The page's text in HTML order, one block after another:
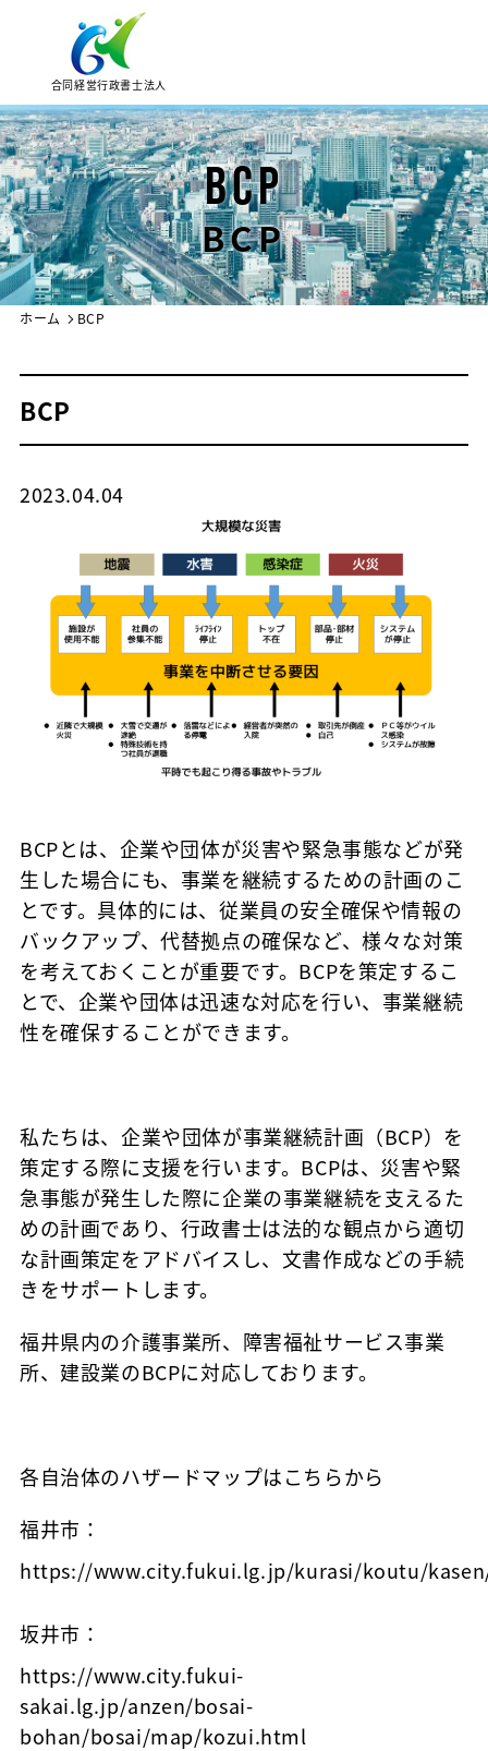
合同経営行政書士法人
BCP
BCP
ホーム BCP
BCP
2023.04.04
BCPとは、企業や団体が災害や緊急事態などが発
生した場合にも、事業を継続するための計画のこ
とです。具体的には、従業員の安全確保や情報の
バックアップ、代替拠点の確保など、様々な対策
を考えておくことが重要です。BCPを策定するこ
とで、企業や団体は迅速な対応を行い、事業継続
性を確保することができます。
私たちは、企業や団体が事業継続計画（BCP）を
策定する際に支援を行います。BCPは、災害や緊
急事態が発生した際に企業の事業継続を支えるた
めの計画であり、行政書士は法的な観点から適切
な計画策定をアドバイスし、文書作成などの手続
きをサポートします。
福井県内の介護事業所、障害福祉サービス事業
所、建設業のBCPに対応しております。
各自治体のハザードマップはこちらから
福井市：
https://www.city.fukui.lg.jp/kurasi/koutu/
坂井市：
https://www.city.fukui-
sakai.lg.jp/anzen/bosai-
bohan/bosai/map/kozui.html